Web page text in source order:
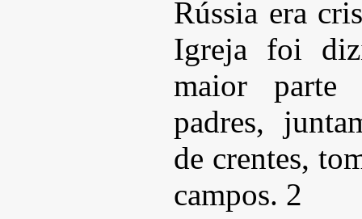
Rússia era
Igreja foi
maior
padres,
de crentes,
campos. 2